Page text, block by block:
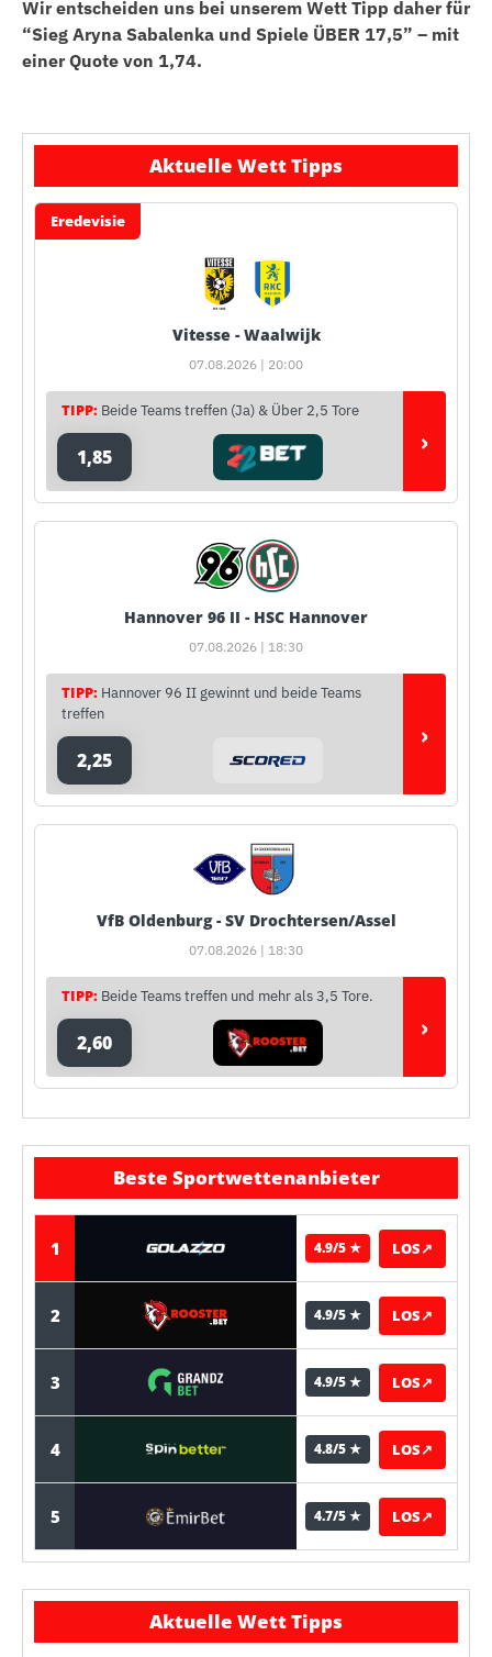
Wir entscheiden uns bei unserem Wett Tipp daher für
“Sieg Aryna Sabalenka und Spiele ÜBER 17,5” – mit
einer Quote von 1,74.
Aktuelle Wett Tipps
Eredevisie
Vitesse - Waalwijk
07.08.2026 | 20:00
TIPP: Beide Teams treffen (Ja) & Über 2,5 Tore
1,85 ›
Hannover 96 II - HSC Hannover
07.08.2026 | 18:30
TIPP: Hannover 96 II gewinnt und beide Teams
treffen
2,25
›
VfB Oldenburg - SV Drochtersen/Assel
07.08.2026 | 18:30
TIPP: Beide Teams treffen und mehr als 3,5 Tore.
2,60 ›
Beste Sportwettenanbieter
1 4.9/5 ★ LOS↗
2 4.9/5 ★ LOS↗
3 4.9/5 ★ LOS↗
4 4.8/5 ★ LOS↗
5 4.7/5 ★ LOS↗
Aktuelle Wett Tipps